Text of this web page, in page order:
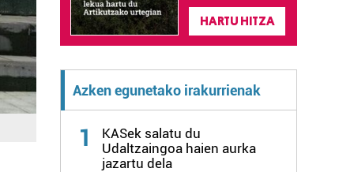
HARTU HITZA
Azken egunetako irakurrienak
1
KASek salatu du
Udaltzaingoa haien aurka
jazartu dela